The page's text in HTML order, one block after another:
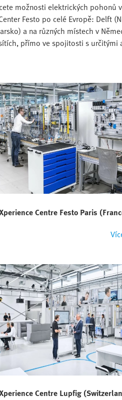
možnosti elektrických pohonů
Festo po celé Evropě: Delft
a na různých místech v
přímo ve spojitosti s určitými
Centre Festo Paris
Centre Lupfig